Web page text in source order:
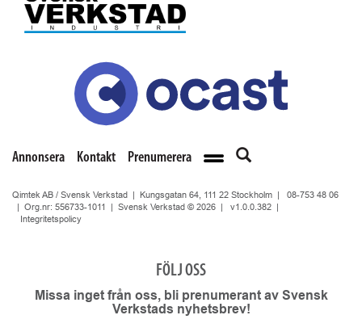
Annonsera Kontakt Prenumerera
Qimtek AB / Svensk Verkstad | Kungsgatan 64, 111 22 Stockholm | 08-753 48 06
| Org.nr: 556733-1011 | Svensk Verkstad © 2026 | v1.0.0.382
Integritetspolicy
FÖLJ OSS
Missa inget från oss, bli prenumerant av Svensk
Verkstads nyhetsbrev!